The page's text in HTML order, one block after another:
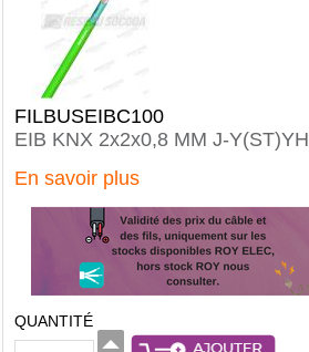
FILBUSEIBC100
EIB KNX 2x2x0,8 MM J-Y(ST)YH
En savoir plus
QUANTITÉ